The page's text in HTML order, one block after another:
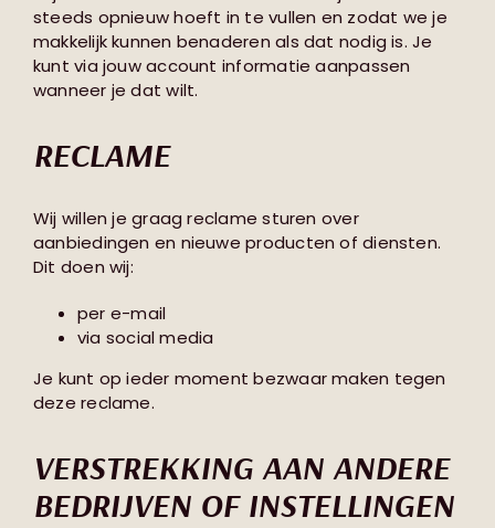
steeds opnieuw hoeft in te vullen en zodat we je
makkelijk kunnen benaderen als dat nodig is. Je
kunt via jouw account informatie aanpassen
wanneer je dat wilt.
RECLAME
Wij willen je graag reclame sturen over
aanbiedingen en nieuwe producten of diensten.
Dit doen wij:
per e-mail
via social media
Je kunt op ieder moment bezwaar maken tegen
deze reclame.
VERSTREKKING AAN ANDERE
BEDRIJVEN OF INSTELLINGEN